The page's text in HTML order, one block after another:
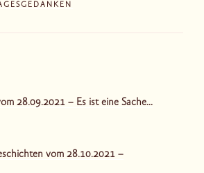
28.09.2021 – Es ist eine Sache…
vom 28.10.2021 –